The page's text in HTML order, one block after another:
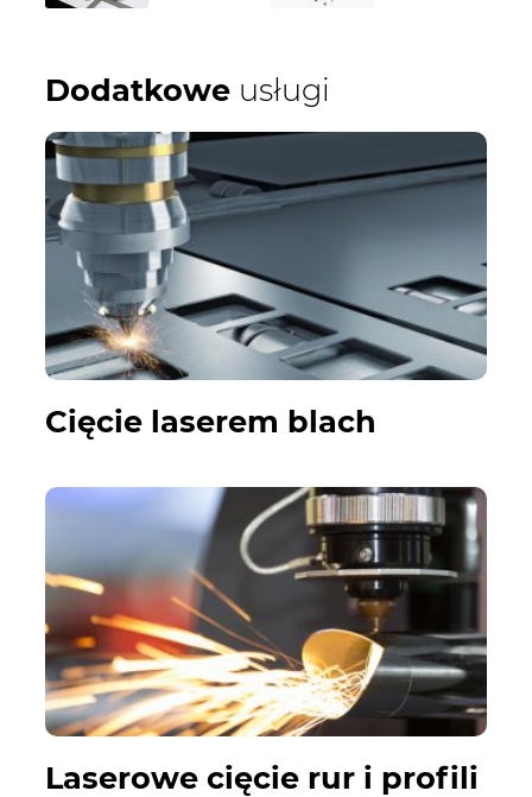
Dodatkowe usługi
Cięcie laserem blach
Laserowe cięcie rur i profili